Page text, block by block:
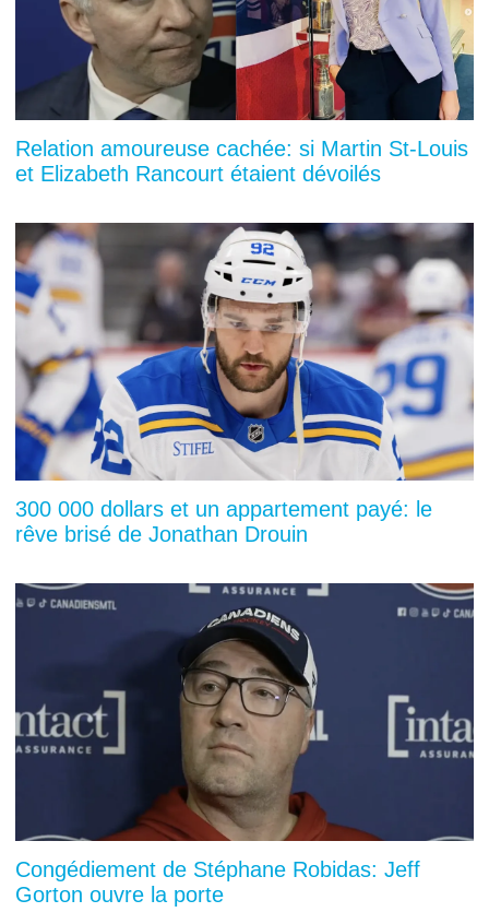
Relation amoureuse cachée: si Martin St-Louis
et Elizabeth Rancourt étaient dévoilés
300 000 dollars et un appartement payé: le
rêve brisé de Jonathan Drouin
Congédiement de Stéphane Robidas: Jeff
Gorton ouvre la porte